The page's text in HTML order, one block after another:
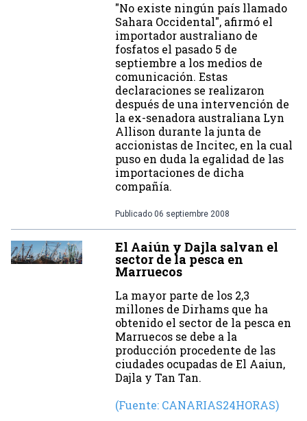
"No existe ningún país llamado
Sahara Occidental", afirmó el
importador australiano de
fosfatos el pasado 5 de
septiembre a los medios de
comunicación. Estas
declaraciones se realizaron
después de una intervención de
la ex-senadora australiana Lyn
Allison durante la junta de
accionistas de Incitec, en la cual
puso en duda la egalidad de las
importaciones de dicha
compañía.
Publicado 06 septiembre 2008
El Aaiún y Dajla salvan el
sector de la pesca en
Marruecos
La mayor parte de los 2,3
millones de Dirhams que ha
obtenido el sector de la pesca en
Marruecos se debe a la
producción procedente de las
ciudades ocupadas de El Aaiun,
Dajla y Tan Tan.
(Fuente: CANARIAS24HORAS)